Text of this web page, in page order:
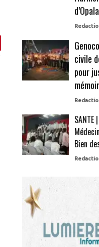
d’Opala
civile
pour
SANTE
Bien